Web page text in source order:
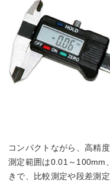
コンパクトながら、高精
測定範囲は0.01～100mm
きで、比較測定や段差測